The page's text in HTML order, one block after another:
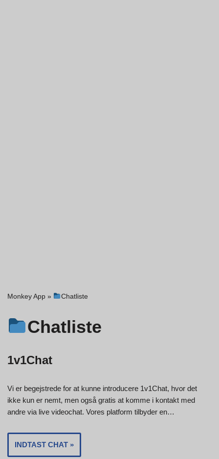
Monkey App » Chatliste
Chatliste
1v1Chat
Vi er begejstrede for at kunne introducere 1v1Chat, hvor det
ikke kun er nemt, men også gratis at komme i kontakt med
andre via live videochat. Vores platform tilbyder en…
INDTAST CHAT »